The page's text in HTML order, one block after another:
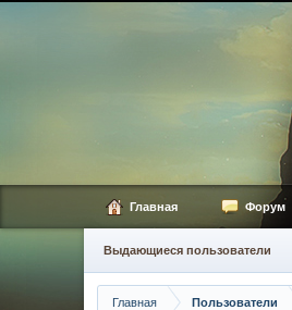
Главная Пользователи
Главная Форум
Выдающиеся пользователи